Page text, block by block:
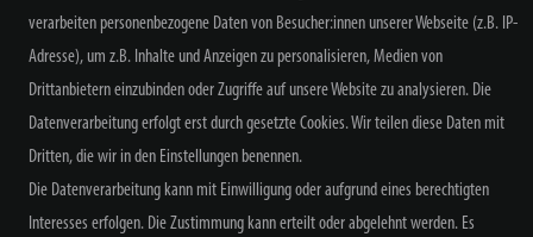
NEWSLETTER ABONNIEREN
Alle Preisangaben inkl. MwSt. zzgl. Versand
verarbeiten personenbezogene Daten von Besucher:innen unserer Webseite (z.B. IP-
Adresse), um z.B. Inhalte und Anzeigen zu personalisieren, Medien von
Drittanbietern einzubinden oder Zugriffe auf unsere Website zu analysieren. Die
Datenverarbeitung erfolgt erst durch gesetzte Cookies. Wir teilen diese Daten mit
Dritten, die wir in den Einstellungen benennen.
Die Datenverarbeitung kann mit Einwilligung oder aufgrund eines berechtigten
Interesses erfolgen. Die Zustimmung kann erteilt oder abgelehnt werden. Es